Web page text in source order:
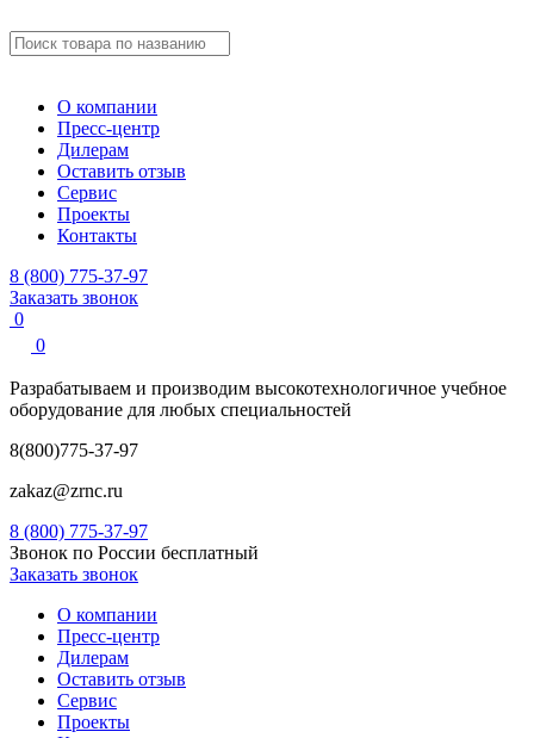
О компании
Пресс-центр
Дилерам
Оставить отзыв
Сервис
Проекты
Контакты
8 (800) 775-37-97
Заказать звонок
0
0
Разрабатываем и производим высокотехнологичное учебное
оборудование для любых специальностей
8(800)775-37-97
zakaz@zrnc.ru
8 (800) 775-37-97
Звонок по России бесплатный
Заказать звонок
О компании
Пресс-центр
Дилерам
Оставить отзыв
Сервис
Проекты